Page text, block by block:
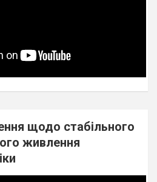
щодо стабільного
живлення